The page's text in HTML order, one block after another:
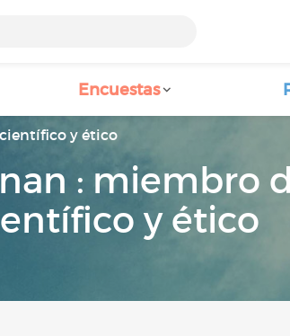
Encuestas
y ético
: miembro
y ético